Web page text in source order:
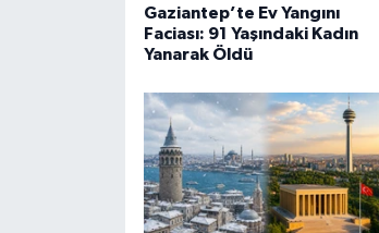
Gaziantep’te Ev Yangını
Faciası: 91 Yaşındaki Kadın
Yanarak Öldü